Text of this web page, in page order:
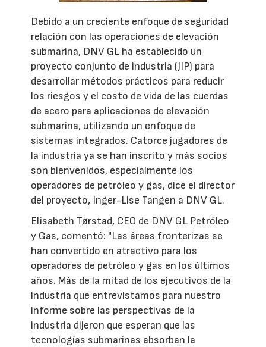
Debido a un creciente enfoque de seguridad
relación con las operaciones de elevación
submarina, DNV GL ha establecido un
proyecto conjunto de industria (JIP) para
desarrollar métodos prácticos para reducir
los riesgos y el costo de vida de las cuerdas
de acero para aplicaciones de elevación
submarina, utilizando un enfoque de
sistemas integrados. Catorce jugadores de
la industria ya se han inscrito y más socios
son bienvenidos, especialmente los
operadores de petróleo y gas, dice el director
del proyecto, Inger-Lise Tangen a DNV GL.
Elisabeth Tørstad, CEO de DNV GL Petróleo
y Gas, comentó: "Las áreas fronterizas se
han convertido en atractivo para los
operadores de petróleo y gas en los últimos
años. Más de la mitad de los ejecutivos de la
industria que entrevistamos para nuestro
informe sobre las perspectivas de la
industria dijeron que esperan que las
tecnologías submarinas absorban la